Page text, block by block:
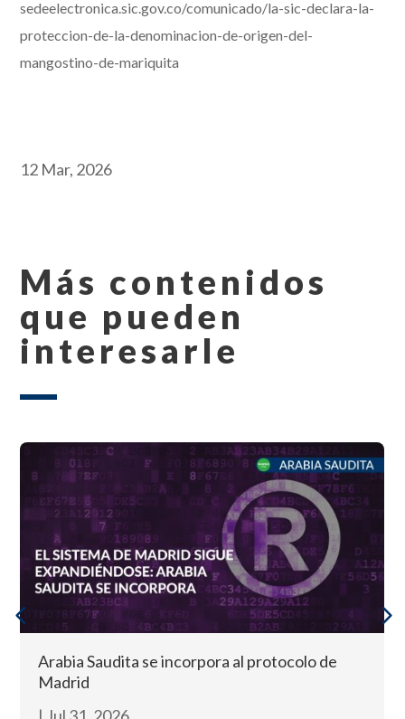
sedeelectronica.sic.gov.co/comunicado/la-sic-declara-la-
proteccion-de-la-denominacion-de-origen-del-
mangostino-de-mariquita
12 Mar, 2026
Más contenidos
que pueden
interesarle
Arabia Saudita se incorpora al protocolo de
Madrid
| Jul 31, 2026